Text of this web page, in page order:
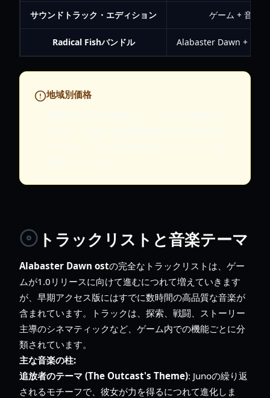
サウンドトラック・エディション ゲーム + 音楽
Radical Fishバンドル Alabaster Dawn +
地域別価格
トラックリストと音楽テーマ
Alabaster Dawn ostの完全なトラックリストは、ゲー
ムが1.0リリースに向けて進むにつれて増えていきます
が、早期アクセス版にはすでに数時間の高品質な音楽が
含まれています。トラックは、探索、戦闘、ストーリー
主導のシネマティックなど、ゲーム内での機能ごとに分
類されています。
主な音楽の柱:
追放者のテーマ (The Outcast's Theme): Junoの繰り返
されるモチーフで、彼女が力を得るにつれて進化しま